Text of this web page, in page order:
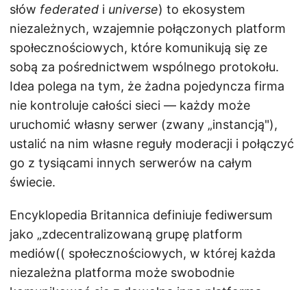
słów federated i universe) to ekosystem
niezależnych, wzajemnie połączonych platform
społecznościowych, które komunikują się ze
sobą za pośrednictwem wspólnego protokołu.
Idea polega na tym, że żadna pojedyncza firma
nie kontroluje całości sieci — każdy może
uruchomić własny serwer (zwany „instancją"),
ustalić na nim własne reguły moderacji i połączyć
go z tysiącami innych serwerów na całym
świecie.
Encyklopedia Britannica definiuje fediwersum
jako „zdecentralizowaną grupę platform
mediów(( społecznościowych, w której każda
niezależna platforma może swobodnie